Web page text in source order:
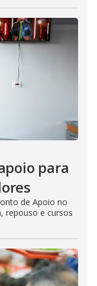
para
de Apoio no
repouso e cursos